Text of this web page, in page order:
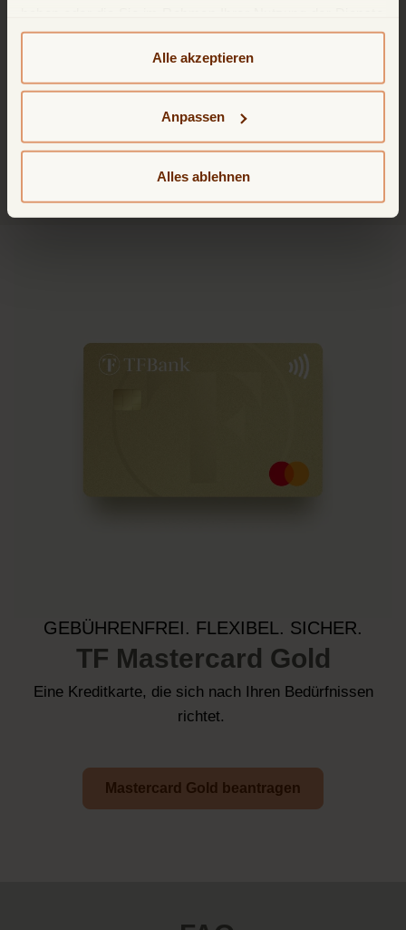
gesammelt haben. Weitere detailliertere Informationen
finden Sie in unsererDatenschutzerklärung
Cookie-Policy. Das Impressum können Siehier
Alle akzeptieren
Anpassen
Alles ablehnen
Mit der Zahlungsschutzversicherung der TF Bank
Arbeitsunfähigkeit oder den Todesfall absichern. Der
Monatsbeitrag beträgt 0,72% der Saldoforderung der
Kreditkartenabrechnung. Details finden Sie in den
GEBÜHRENFREI. FLEXIBEL. SICHER.
TF Mastercard Gold
Eine Kreditkarte, die sich nach Ihren Bedürfnissen
richtet.
Mastercard Gold beantragen